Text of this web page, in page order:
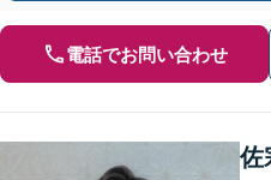
電話でお問い合わせ
佐